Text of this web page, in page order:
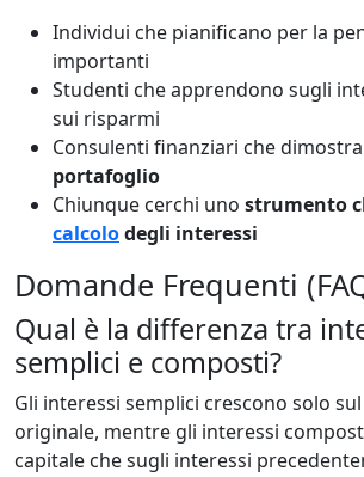
Individui che pianificano per la
importanti
Studenti che apprendono sugli
sui risparmi
Consulenti finanziari che
portafoglio
Chiunque cerchi uno strumento
calcolodegli interessi
Domande Frequenti
Qual è la differenza tra
semplici e composti?
Gli interessi semplici crescono solo
originale, mentre gli interessi
capitale che sugli interessi